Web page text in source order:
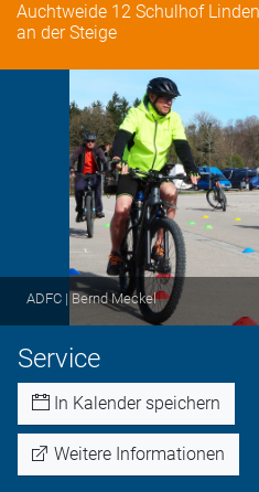
Auchtweide 12 Schulhof
an der Steige
ADFC | Bernd Meckel
Service
In Kalender speichern
Weitere Informationen